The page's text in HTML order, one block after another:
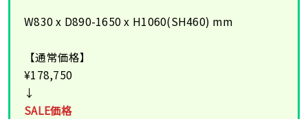
W830 x D890-1650 x H1060(SH460) mm
【通常価格】
¥178,750
↓
SALE価格